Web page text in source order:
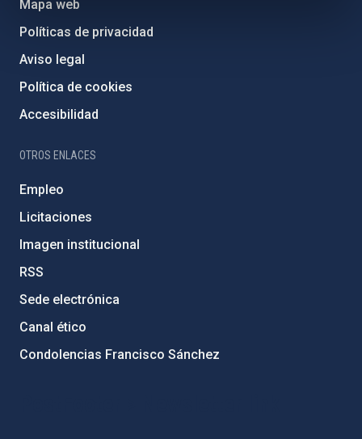
Mapa web
Políticas de privacidad
Aviso legal
Política de cookies
Accesibilidad
OTROS ENLACES
Empleo
Licitaciones
Imagen institucional
RSS
Sede electrónica
Canal ético
Condolencias Francisco Sánchez